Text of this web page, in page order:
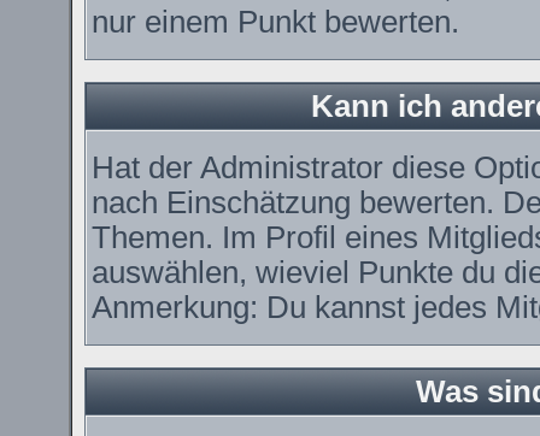
nur einem Punkt bewerten.
Kann ich
Hat der Administrator diese
nach Einschätzung bewerten.
Themen. Im Profil eines
auswählen, wieviel Punkte du
Anmerkung: Du kannst jedes
Was